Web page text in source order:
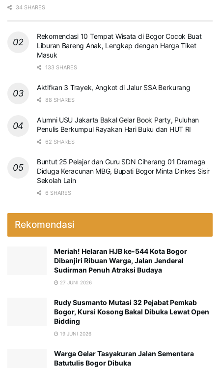
34 SHARES
Rekomendasi 10 Tempat Wisata di Bogor Cocok Buat
Liburan Bareng Anak, Lengkap dengan Harga Tiket
Masuk
133 SHARES
Aktifkan 3 Trayek, Angkot di Jalur SSA Berkurang
88 SHARES
Alumni USU Jakarta Bakal Gelar Book Party, Puluhan
Penulis Berkumpul Rayakan Hari Buku dan HUT RI
62 SHARES
Buntut 25 Pelajar dan Guru SDN Ciherang 01 Dramaga
Diduga Keracunan MBG, Bupati Bogor Minta Dinkes Sisir
Sekolah Lain
6 SHARES
Rekomendasi
Meriah! Helaran HJB ke-544 Kota Bogor
Dibanjiri Ribuan Warga, Jalan Jenderal
Sudirman Penuh Atraksi Budaya
27 JUNI 2026
Rudy Susmanto Mutasi 32 Pejabat Pemkab
Bogor, Kursi Kosong Bakal Dibuka Lewat Open
Bidding
19 JUNI 2026
Warga Gelar Tasyakuran Jalan Sementara
Batutulis Bogor Dibuka